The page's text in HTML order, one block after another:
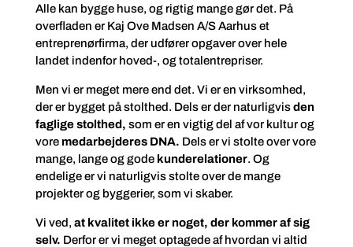
Alle kan bygge huse, og rigtig mange gør det. På
overfladen er Kaj Ove Madsen A/S Aarhus et
entreprenørfirma, der udfører opgaver over hele
landet indenfor hoved-, og totalentrepriser.
Men vi er meget mere end det. Vi er en virksomhed,
der er bygget på stolthed. Dels er der naturligvisden
faglige stolthed, som er en vigtig del af vor kultur og
vore medarbejderes DNA. Dels er vi stolte over vore
mange, lange og gode kunderelationer. Og
endelige er vi naturligvis stolte over de mange
projekter og byggerier, som vi skaber.
Vi ved, at kvalitet ikke er noget, der kommer af sig
selv. Derfor er vi meget optagede af hvordan vi altid